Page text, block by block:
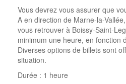
Vous devrez vous assurer que
A en direction de Marne-la-
vous retrouver à Boissy-Saint-
minimum une heure, en fonction
Diverses options de billets sont
situation.
Durée : 1 heure